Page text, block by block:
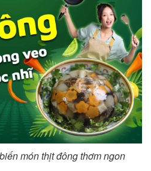
món thịt đông thơm ngon